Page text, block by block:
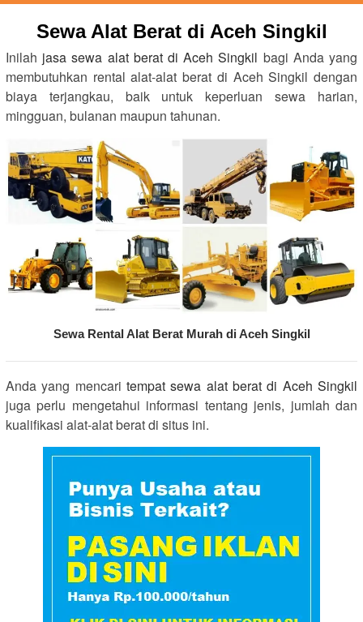
Sewa Alat Berat di Aceh Singkil
Inilah jasa sewa alat berat di Aceh Singkil bagi Anda yang
membutuhkan rental alat-alat berat di Aceh Singkil dengan
biaya terjangkau, baik untuk keperluan sewa harian,
mingguan, bulanan maupun tahunan.
Sewa Rental Alat Berat Murah di Aceh Singkil
Anda yang mencari tempat sewa alat berat di Aceh Singkil
juga perlu mengetahui informasi tentang jenis, jumlah dan
kualifikasi alat-alat berat di situs ini.